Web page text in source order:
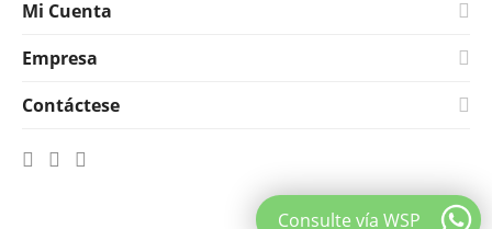
Mi Cuenta
Empresa
Contáctese
Consulte vía WSP